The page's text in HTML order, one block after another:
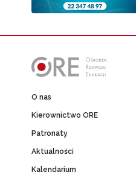
O nas
Kierownictwo ORE
Patronaty
Aktualności
Kalendarium